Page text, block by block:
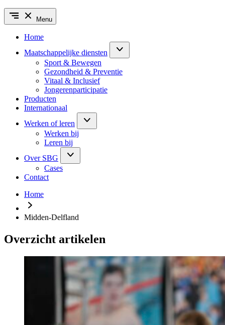
Menu
Home
Maatschappelijke diensten
Sport & Bewegen
Gezondheid & Preventie
Vitaal & Inclusief
Jongerenparticipatie
Producten
Internationaal
Werken of leren
Werken bij
Leren bij
Over SBG
Cases
Contact
Home
Midden-Delfland
Overzicht artikelen